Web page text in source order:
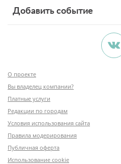
Добавить событие
О проекте
Вы владелец компании?
Платные услуги
Редакции по городам
Условия использования сайта
Правила модерирования
Публичная оферта
Использование cookie